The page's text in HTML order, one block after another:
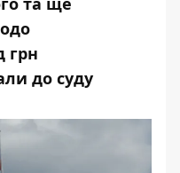
грн
до суду